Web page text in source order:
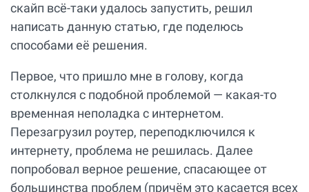
скайп всё-таки удалось запустить, решил
написать данную статью, где поделюсь
способами её решения.
Первое, что пришло мне в голову, когда
столкнулся с подобной проблемой — какая-то
временная неполадка с интернетом.
Перезагрузил роутер, переподключился к
интернету, проблема не решилась. Далее
попробовал верное решение, спасающее от
большинства проблем (причём это касается всех